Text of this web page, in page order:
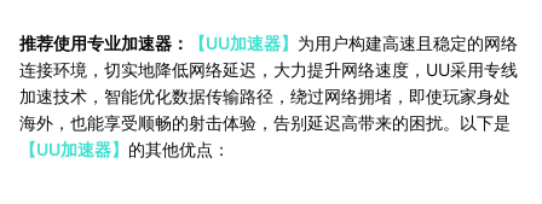
推荐使用专业加速器： 【UU加速器】 为用户构建高速且稳定的网络
连接环境，切实地降低网络延迟，大力提升网络速度，UU采用专线
加速技术，智能优化数据传输路径，绕过网络拥堵，即使玩家身处
海外，也能享受顺畅的射击体验，告别延迟高带来的困扰。以下是
【UU加速器】 的其他优点：